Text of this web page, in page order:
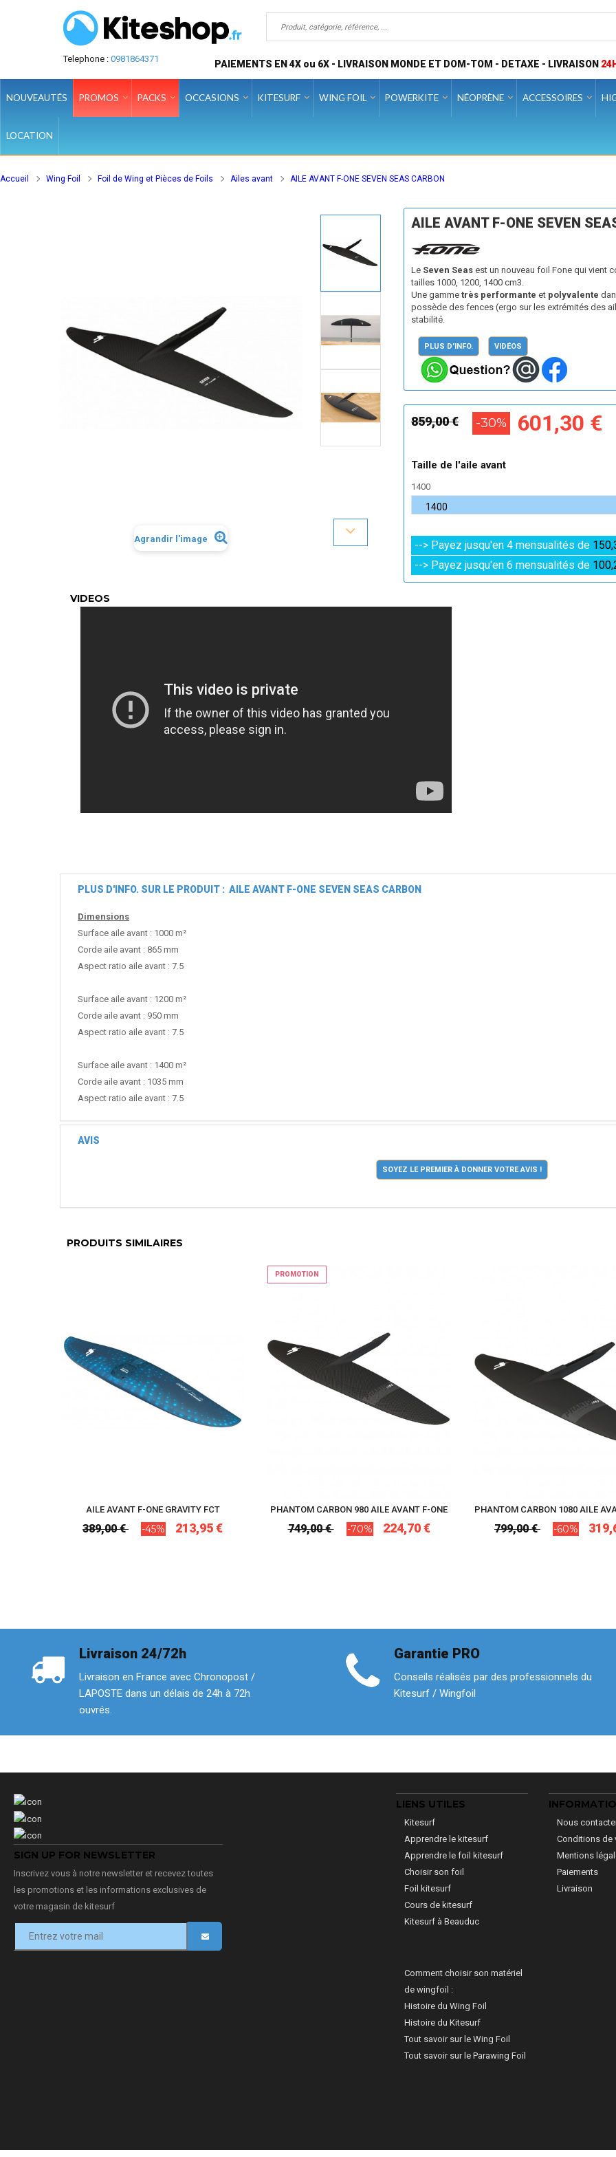
Telephone : 0981864371 PAIEMENTS EN 4X ou 6X - LIVRAISON MONDE ET DOM-TOM - DETAXE - LIVRAISON
NOUVEAUTÉS PROMOS PACKS OCCASIONS KITESURF WING FOIL POWERKITE NÉOPRÈNE ACCESSOIRES
LOCATION
Accueil Wing Foil Foil de Wing et Pièces de Foils Ailes avant AILE AVANT F-ONE SEVEN SEAS CARBON
Agrandir l'image
AILE AVANT F-ONE SEVEN
Le Seven Seas est un nouveau foil Fone qui vient
tailles 1000, 1200, 1400 cm3.
Une gamme très performante et polyvalente
possède des fences (ergo sur les extrémités des
stabilité.
PLUS D'INFO. VIDÉOS
859,00 € -30% 601,30 €
Taille de l'aile avant
1400
--> Payez jusqu'en 4 mensualités de
--> Payez jusqu'en 6 mensualités de
VIDEOS
PLUS D'INFO. SUR LE PRODUIT : AILE AVANT F-ONE SEVEN SEAS CARBON
Dimensions
Surface aile avant : 1000 m²
Corde aile avant : 865 mm
Aspect ratio aile avant : 7.5
Surface aile avant : 1200 m²
Corde aile avant : 950 mm
Aspect ratio aile avant : 7.5
Surface aile avant : 1400 m²
Corde aile avant : 1035 mm
Aspect ratio aile avant : 7.5
AVIS
SOYEZ LE PREMIER À DONNER VOTRE AVIS !
PRODUITS SIMILAIRES
AILE AVANT F-ONE GRAVITY FCT
389,00 € -45% 213,95 €
PROMOTION
PHANTOM CARBON 980 AILE AVANT F-ONE
749,00 € -70% 224,70 €
PHANTOM CARBON 1080 AILE
799,00 € -60%
Livraison 24/72h
Livraison en France avec Chronopost /
LAPOSTE dans un délais de 24h à 72h
ouvrés.
Garantie PRO
Conseils réalisés par des professionnels du
Kitesurf / Wingfoil
SIGN UP FOR NEWSLETTER
Inscrivez vous à notre newsletter et recevez toutes
les promotions et les informations exclusives de
votre magasin de kitesurf
LIENS UTILES
Kitesurf
Apprendre le kitesurf
Apprendre le foil kitesurf
Choisir son foil
Foil kitesurf
Cours de kitesurf
Kitesurf à Beauduc
Comment choisir son matériel
de wingfoil :
Histoire du Wing Foil
Histoire du Kitesurf
Tout savoir sur le Wing Foil
Tout savoir sur le Parawing Foil
Nous
Conditions de
Mentions
Paiements
Livraison